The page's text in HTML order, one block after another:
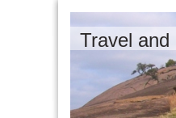
Travel